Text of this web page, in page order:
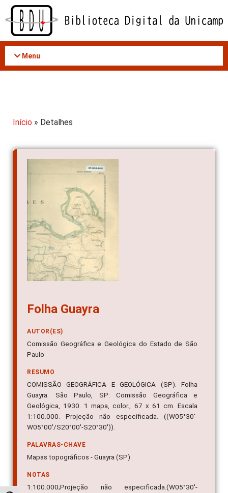
Acessar
conteúdo
Menu
Início » Detalhes
Folha Guayra
AUTOR(ES)
Comissão Geográfica e Geológica do Estado de São
Paulo
RESUMO
COMISSÃO GEOGRÁFICA E GEOLÓGICA (SP). Folha
Guayra. São Paulo, SP: Comissão Geográfica e
Geológica, 1930. 1 mapa, color., 67 x 61 cm. Escala
1:100.000. Projeção não especificada. ((W05°30'-
W05°00'/S20°00'-S20°30')).
PALAVRAS-CHAVE
Mapas topográficos - Guayra (SP)
NOTAS
1:100.000;Projeção não especificada.(W05°30'-